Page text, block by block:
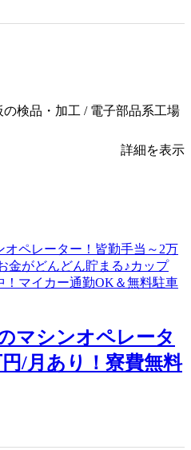
検品・加工 / 電子部品系工場
詳細を表示
マシンオペレータ
/月あり！寮費無料